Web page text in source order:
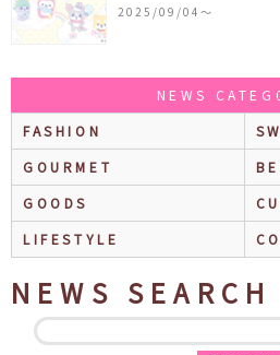
ザインシリーズ」が発
2025/09/04〜
NEWS
FASHION
GOURMET
GOODS
LIFESTYLE
NEWS SEARCH